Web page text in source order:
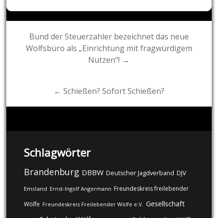
Post
navigation
Bund der Steuerzahler bezeichnet das neue
Wolfsbüro als „Einrichtung mit fragwürdigem
Nutzen“! →
← Schießen? Sofort Schießen?
Schlagwörter
Brandenburg DBBW Deutscher Jagdverband DJV
Emsland Ernst-Ingolf Angermann Freundeskreis freilebender
Wölfe Freundeskreis Freilebender Wölfe e.V. Gesellschaft